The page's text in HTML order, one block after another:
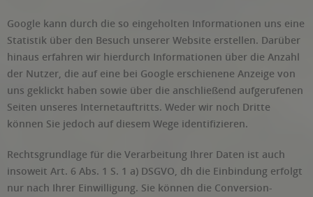
Google kann durch die so eingeholten Informationen uns eine
Statistik über den Besuch unserer Website erstellen. Darüber
hinaus erfahren wir hierdurch Informationen über die Anzahl
der Nutzer, die auf eine bei Google erschienene Anzeige von
uns geklickt haben sowie über die anschließend aufgerufenen
Seiten unseres Internetauftritts. Weder wir noch Dritte
können Sie jedoch auf diesem Wege identifizieren.
Rechtsgrundlage für die Verarbeitung Ihrer Daten ist auch
insoweit Art. 6 Abs. 1 S. 1 a) DSGVO, dh die Einbindung erfolgt
nur nach Ihrer Einwilligung. Sie können die Conversion-